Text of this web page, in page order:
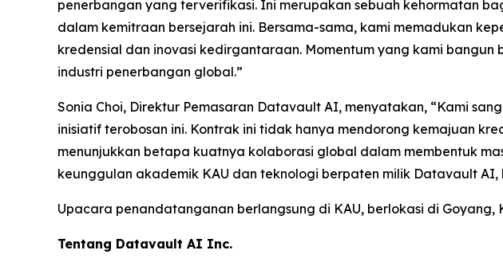
penerbangan yang terverifikasi. Ini merupakan sebuah kehormatan
dalam kemitraan bersejarah ini. Bersama-sama, kami memadukan
kredensial dan inovasi kedirgantaraan. Momentum yang kami
industri penerbangan global.”
Sonia Choi, Direktur Pemasaran Datavault AI, menyatakan, “Kami
inisiatif terobosan ini. Kontrak ini tidak hanya mendorong kemajuan
menunjukkan betapa kuatnya kolaborasi global dalam membentuk
keunggulan akademik KAU dan teknologi berpaten milik Datavault
Upacara penandatanganan berlangsung di KAU, berlokasi di Goyang,
Tentang Datavault AI Inc.